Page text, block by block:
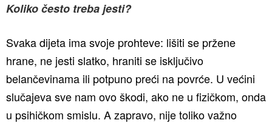
Koliko često treba jesti?
Svaka dijeta ima svoje prohteve: lišiti se pržene
hrane, ne jesti slatko, hraniti se isključivo
belančevinama ili potpuno preći na povrće. U većini
slučajeva sve nam ovo škodi, ako ne u fizičkom, onda
u psihičkom smislu. A zapravo, nije toliko važno